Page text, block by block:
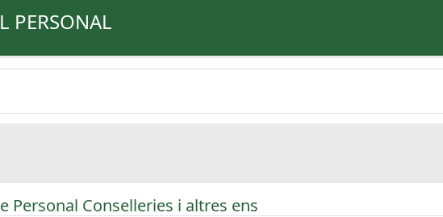
PERSONAL
Personal Conselleries i altres ens